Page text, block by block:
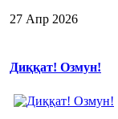
27 Апр 2026
Диққат! Озмун!